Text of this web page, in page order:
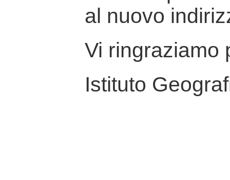
al nuovo
Vi ringraziamo
Istituto